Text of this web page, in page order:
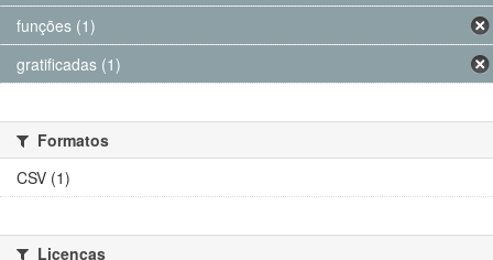
funções (1)
gratificadas (1)
Formatos
CSV (1)
Licenças